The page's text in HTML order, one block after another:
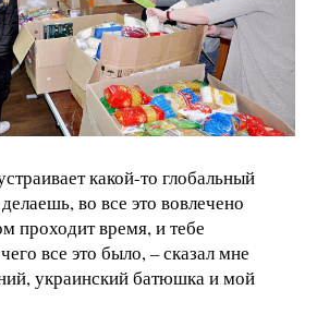
какой-то глобальный
во все это вовлечено
проходит время, и тебе
все это было, – сказал мне
украинский батюшка и мой